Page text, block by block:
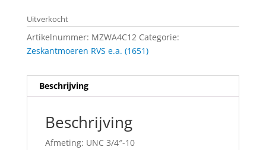
Uitverkocht
Artikelnummer: MZWA4C12 Categorie:
Zeskantmoeren RVS e.a. (1651)
Beschrijving
Beschrijving
Afmeting: UNC 3/4″-10